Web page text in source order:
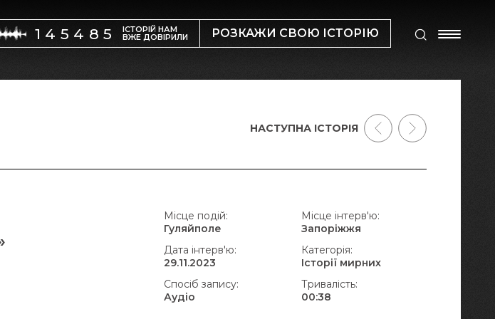
145485 ІСТОРІЙ НАМ
ВЖЕ ДОВІРИЛИ РОЗКАЖИ СВОЮ ІСТОРІЮ
Місце подій:
Гуляйполе
Місце інтерв'ю:
Запоріжжя
Дата інтерв'ю:
29.11.2023
Категорія:
Історії мирних
Спосіб запису:
Аудіо
Тривалість:
00:38
НАСТУПНА ІСТОРІЯ